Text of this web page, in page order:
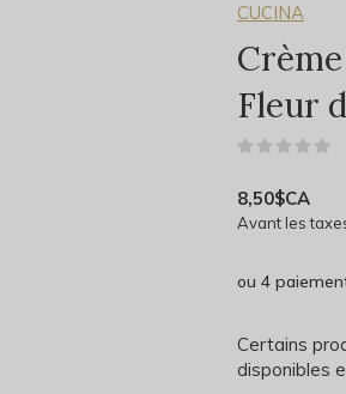
CUCINA
Fleur
8,50$CA
Avant les
ou 4
Certains
disponibles